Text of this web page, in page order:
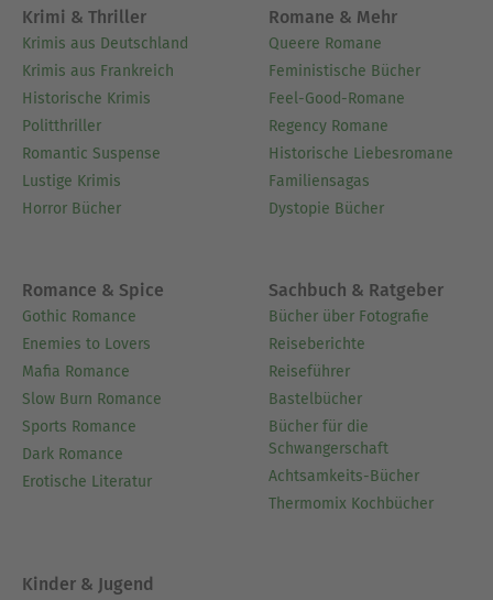
Krimi & Thriller
Krimis aus Deutschland
Krimis aus Frankreich
Historische Krimis
Politthriller
Romantic Suspense
Lustige Krimis
Horror Bücher
Romane & Mehr
Queere Romane
Feministische Bücher
Feel-Good-Romane
Regency Romane
Historische Liebesromane
Familiensagas
Dystopie Bücher
Romance & Spice
Gothic Romance
Enemies to Lovers
Mafia Romance
Slow Burn Romance
Sports Romance
Dark Romance
Erotische Literatur
Sachbuch & Ratgeber
Bücher über Fotografie
Reiseberichte
Reiseführer
Bastelbücher
Bücher für die
Schwangerschaft
Achtsamkeits-Bücher
Thermomix Kochbücher
Kinder & Jugend